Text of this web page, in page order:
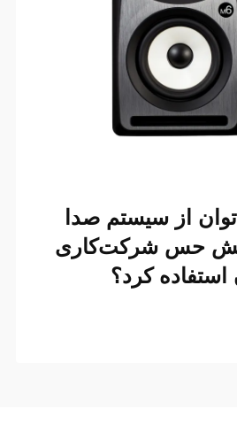
از سیستم صدا
حس شرکت‌کاری
استفاده کرد؟